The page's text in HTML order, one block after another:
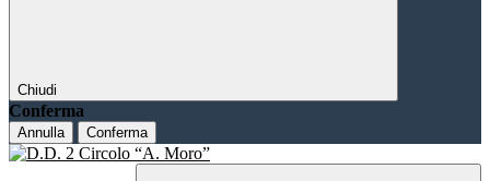
Chiudi
Conferma
Annulla Conferma